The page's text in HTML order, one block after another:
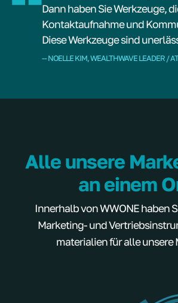
Dann haben Sie Werkzeuge,
Kontaktaufnahme und
Diese Werkzeuge sind
-- NOELLE KIM, WEALTHWAVE LEADER /
Alle unsere
an einem
Innerhalb von WWONE haben
Marketing- und
materialien für alle unsere